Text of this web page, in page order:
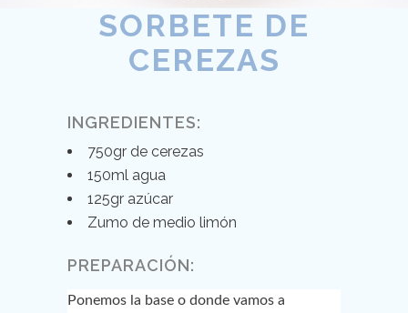
SORBETE DE
CEREZAS
INGREDIENTES:
750gr de cerezas
150ml agua
125gr azúcar
Zumo de medio limón
PREPARACIÓN:
Ponemos la base o donde vamos a